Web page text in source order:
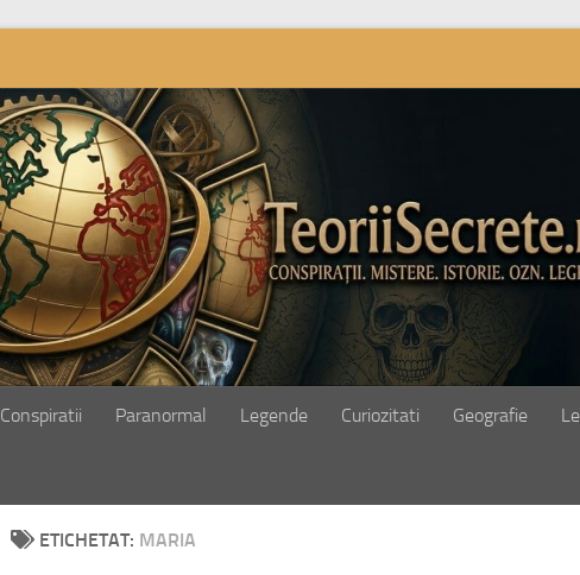
Conspiratii Paranormal Legende Curiozitati Geografie
ETICHETAT: MARIA